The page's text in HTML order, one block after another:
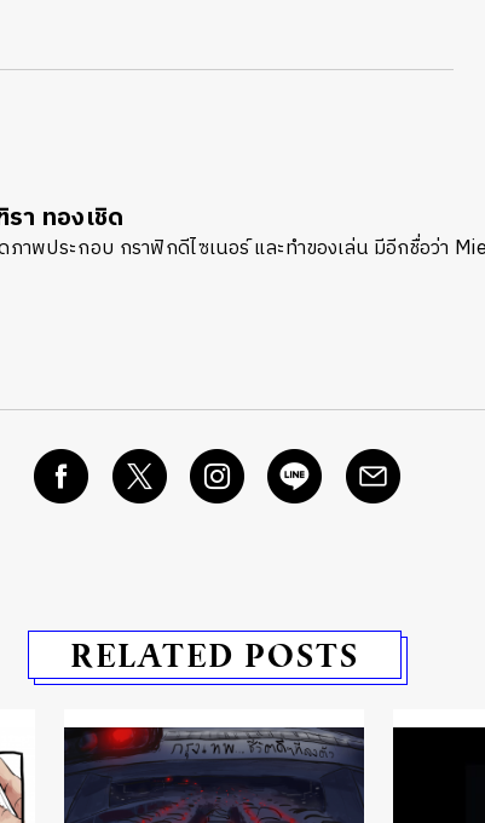
า ทองเชิด
ภาพประกอบ กราฟิกดีไซเนอร์ และทำของเล่น มีอีกชื่อว่า
RELATED POSTS
SHARE TWEET LINE EMAIL